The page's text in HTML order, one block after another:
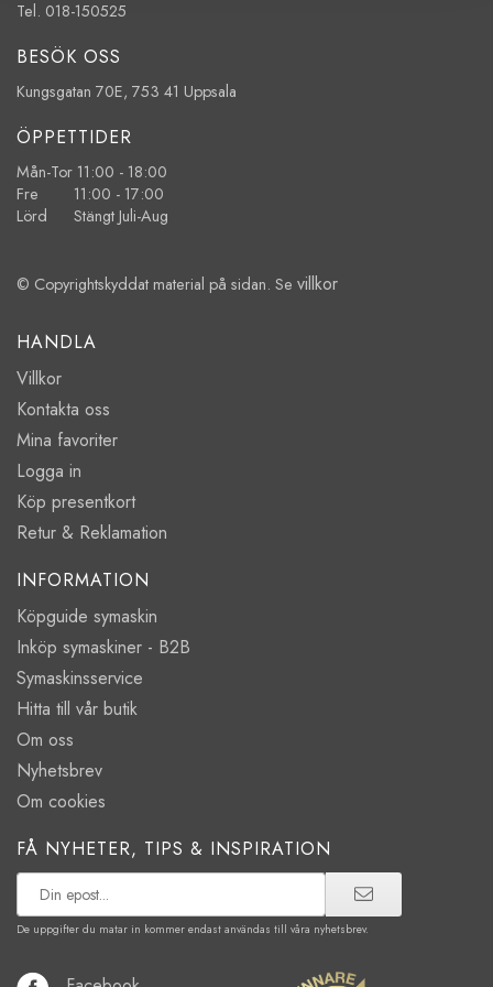
Tel. 018-150525
BESÖK OSS
Kungsgatan 70E, 753 41 Uppsala
ÖPPETTIDER
Mån-Tor 11:00 - 18:00
Fre 11:00 - 17:00
Lörd Stängt Juli-Aug
© Copyrightskyddat material på sidan. Se villkor
HANDLA
Villkor
Kontakta oss
Mina favoriter
Logga in
Köp presentkort
Retur & Reklamation
INFORMATION
Köpguide symaskin
Inköp symaskiner - B2B
Symaskinsservice
Hitta till vår butik
Om oss
Nyhetsbrev
Om cookies
FÅ NYHETER, TIPS & INSPIRATION
De uppgifter du matar in kommer endast användas till våra nyhetsbrev.